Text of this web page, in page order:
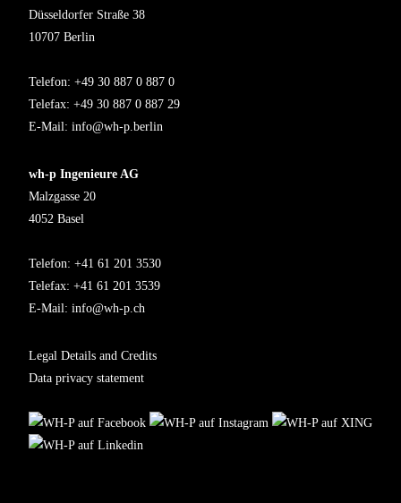
Düsseldorfer Straße 38
10707 Berlin
Telefon: +49 30 887 0 887 0
Telefax: +49 30 887 0 887 29
E-Mail: info@wh-p.berlin
wh-p Ingenieure AG
Malzgasse 20
4052 Basel
Telefon: +41 61 201 3530
Telefax: +41 61 201 3539
E-Mail: info@wh-p.ch
Legal Details and Credits
Data privacy statement